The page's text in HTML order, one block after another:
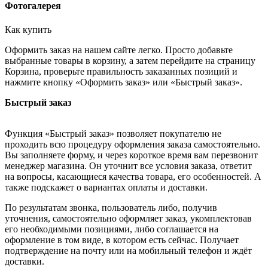
Фотогалерея
Как купить
Оформить заказ на нашем сайте легко. Просто добавьте
выбранные товары в корзину, а затем перейдите на страницу
Корзина, проверьте правильность заказанных позиций и
нажмите кнопку «Оформить заказ» или «Быстрый заказ».
Быстрый заказ
Функция «Быстрый заказ» позволяет покупателю не
проходить всю процедуру оформления заказа самостоятельно.
Вы заполняете форму, и через короткое время вам перезвонит
менеджер магазина. Он уточнит все условия заказа, ответит
на вопросы, касающиеся качества товара, его особенностей. А
также подскажет о вариантах оплаты и доставки.
По результатам звонка, пользователь либо, получив
уточнения, самостоятельно оформляет заказ, укомплектовав
его необходимыми позициями, либо соглашается на
оформление в том виде, в котором есть сейчас. Получает
подтверждение на почту или на мобильный телефон и ждёт
доставки.